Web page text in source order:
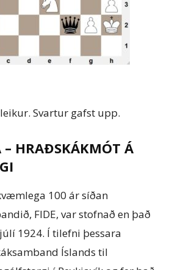
Svartur gafst upp.
– HRAÐSKÁKMÓT Á
100 ár síðan
FIDE, var stofnað en það
1924. Í tilefni þessara
Íslands til